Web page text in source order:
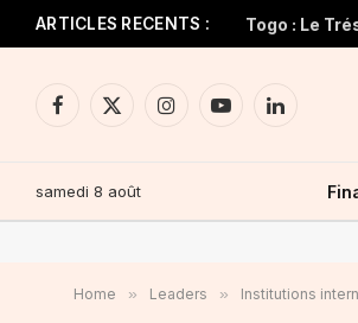
ARTICLES RECENTS :
Facebook
X
InstagramYouTubeLinkedIn
samedi 8 août
Home » Leaders » Institutions